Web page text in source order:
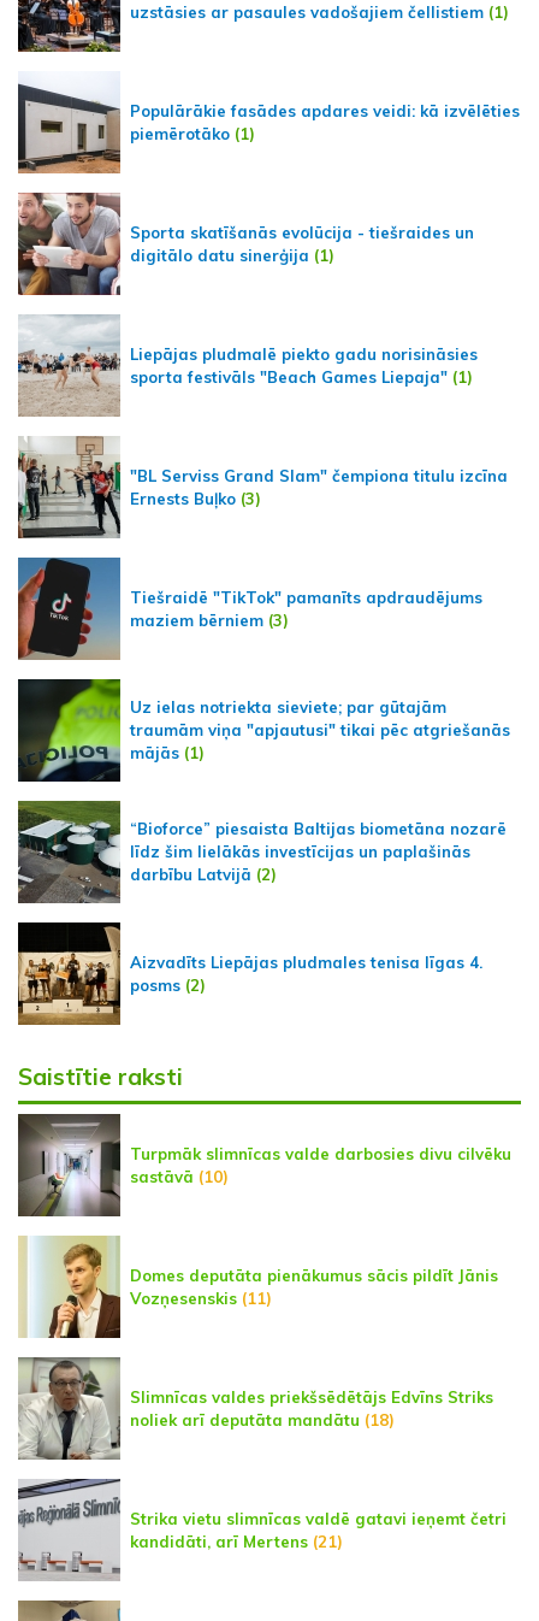
uzstāsies ar pasaules vadošajiem čellistiem (1)
Populārākie fasādes apdares veidi: kā izvēlēties
piemērotāko (1)
Sporta skatīšanās evolūcija - tiešraides un
digitālo datu sinerģija (1)
Liepājas pludmalē piekto gadu norisināsies
sporta festivāls "Beach Games Liepaja" (1)
"BL Serviss Grand Slam" čempiona titulu izcīna
Ernests Buļko (3)
Tiešraidē "TikTok" pamanīts apdraudējums
maziem bērniem (3)
Uz ielas notriekta sieviete; par gūtajām
traumām viņa "apjautusi" tikai pēc atgriešanās
mājās (1)
“Bioforce” piesaista Baltijas biometāna nozarē
līdz šim lielākās investīcijas un paplašinās
darbību Latvijā (2)
Aizvadīts Liepājas pludmales tenisa līgas 4.
posms (2)
Saistītie raksti
Turpmāk slimnīcas valde darbosies divu cilvēku
sastāvā (10)
Domes deputāta pienākumus sācis pildīt Jānis
Vozņesenskis (11)
Slimnīcas valdes priekšsēdētājs Edvīns Striks
noliek arī deputāta mandātu (18)
Strika vietu slimnīcas valdē gatavi ieņemt četri
kandidāti, arī Mertens (21)